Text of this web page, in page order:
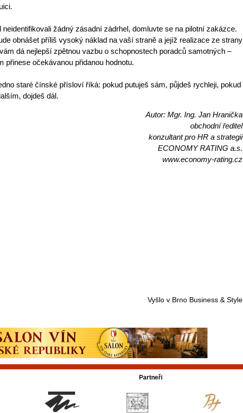
neidentifikovali žádný zásadní zádrhel, domluvte se na pilotní zakázce.
obnášet příliš vysoký náklad na vaší straně a jejíž realizace ze strany
dá nejlepší zpětnou vazbu o schopnostech poradců samotných –
přinese očekávanou přidanou hodnotu.
staré čínské přísloví říká: pokud putuješ sám, půjdeš rychleji, pokud
dojdeš dál.
Autor: Mgr. Ing. Jan Hranička
obchodní ředitel
konzultant pro HR a strategii
ECONOMY RATING a.s.
www.economy-rating.cz
Vyšlo v Brno Business & Style
Partneři